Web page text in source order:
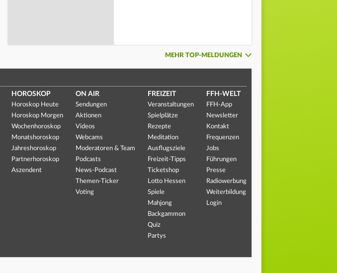
MEHR TOP-MELDUNGEN
HOROSKOP
Horoskop Heute
Horoskop Morgen
Wochenhoroskop
Monatshoroskop
Jahreshoroskop
Partnerhoroskop
Aszendent
ON AIR
Sendungen
Aktionen
Videos
Webcams
Moderatoren & Team
Podcasts
News-Podcast
Themen-Ticker
Voting
FREIZEIT
Veranstaltungen
Spielplätze
Rezepte
Meditation
Ausflugsziele
Freizeit-Tipps
Ticketshop
Lotto Hessen
Spiele
Mahjong
Backgammon
Quiz
Partys
FFH-WELT
FFH-App
Newsletter
Kontakt
Frequenzen
Jobs
Führungen
Presse
Radiowerbung
Weiterbildung
Login